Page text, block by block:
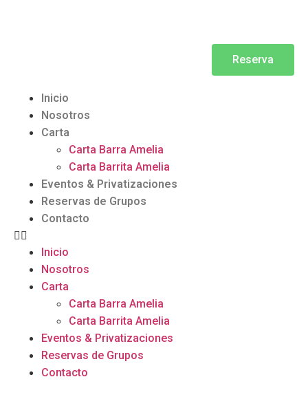
Reserva
Inicio
Nosotros
Carta
Carta Barra Amelia
Carta Barrita Amelia
Eventos & Privatizaciones
Reservas de Grupos
Contacto
Inicio
Nosotros
Carta
Carta Barra Amelia
Carta Barrita Amelia
Eventos & Privatizaciones
Reservas de Grupos
Contacto